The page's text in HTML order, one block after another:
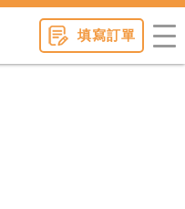
填寫訂單